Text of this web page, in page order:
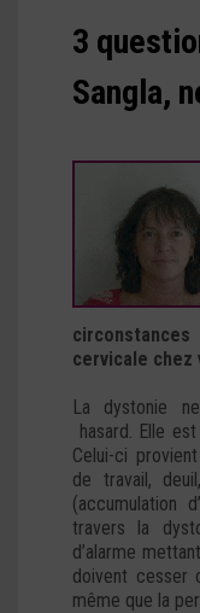
3
Sangla,
cervicale chez
La dystonie
hasard. Elle
Celui-ci
de travail,
(accumulation
travers la
d’alarme
doivent cesser
même que la